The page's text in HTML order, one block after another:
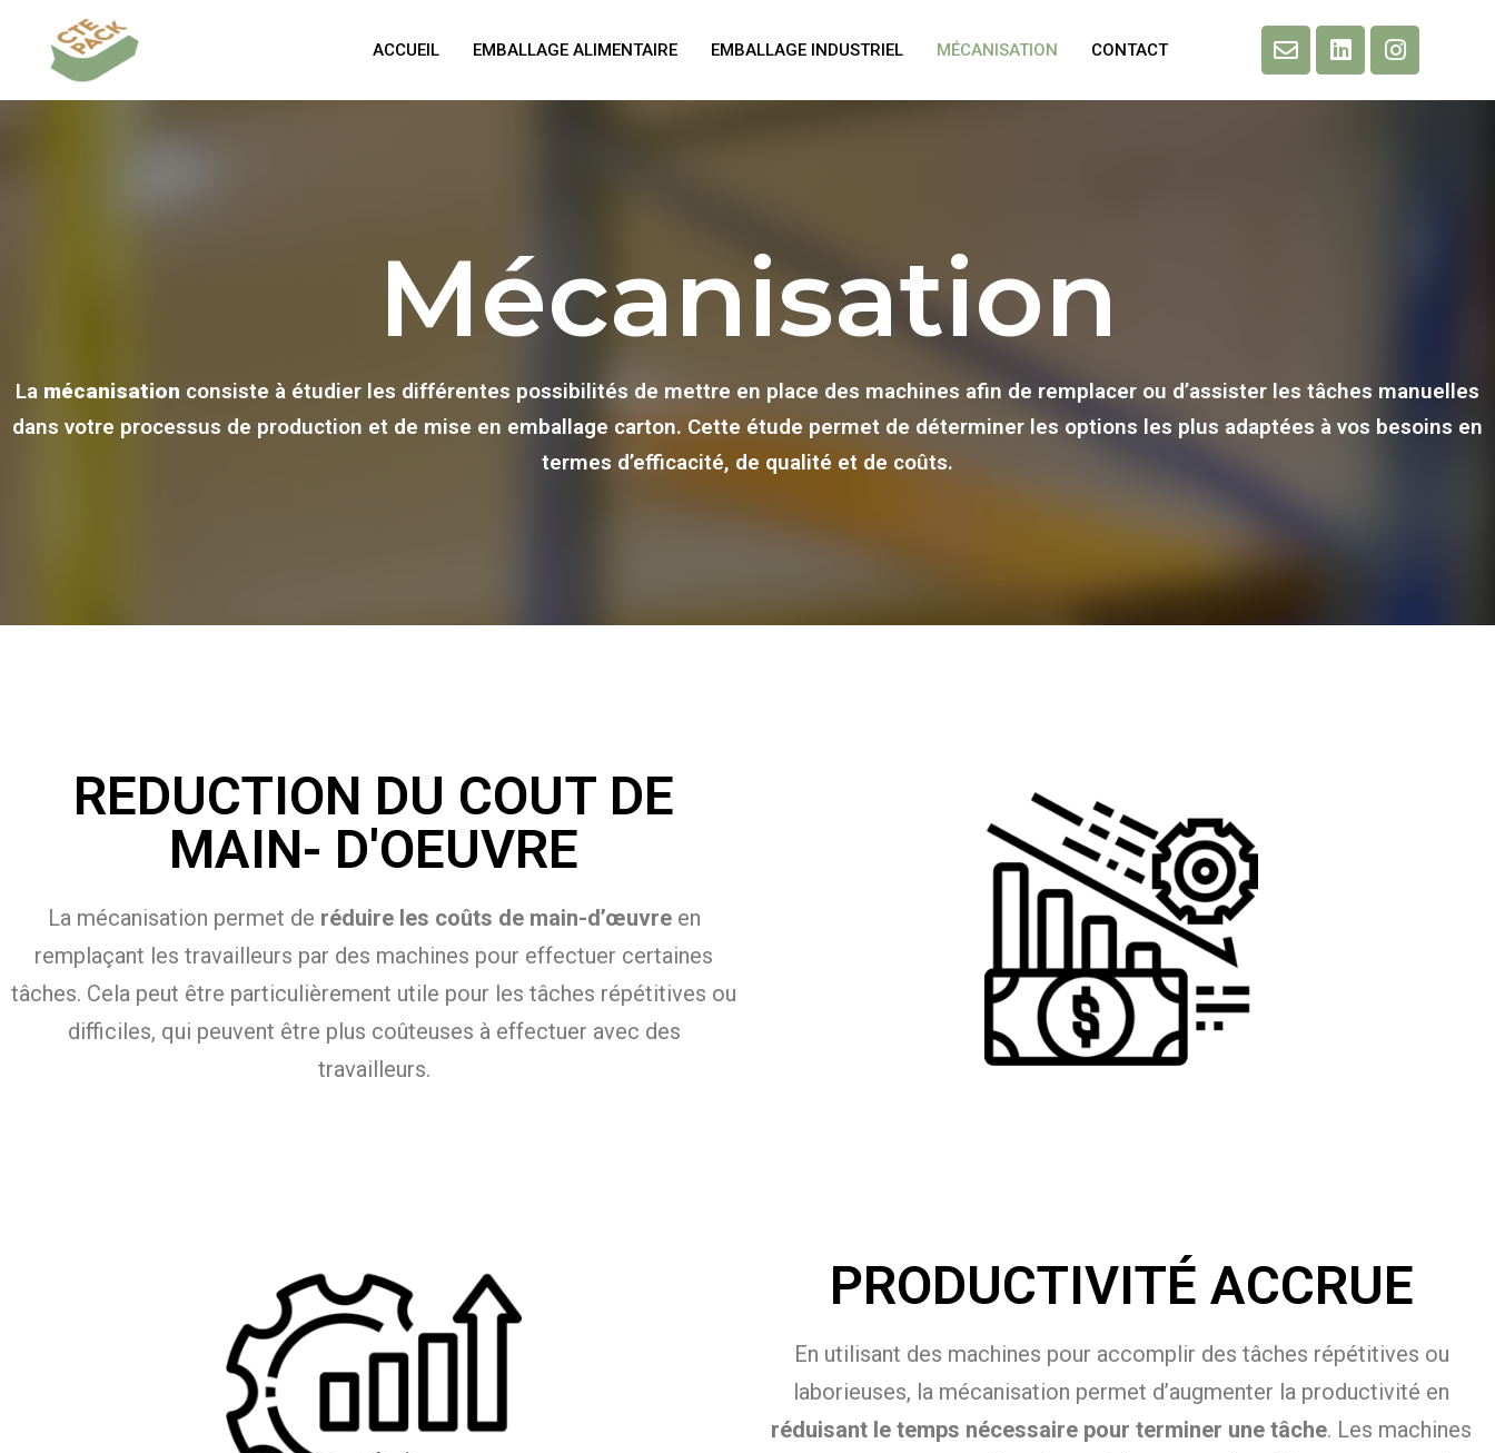
ACCUEIL EMBALLAGE ALIMENTAIRE EMBALLAGE INDUSTRIEL MÉCANISATION CONTACT
Mécanisation
La mécanisation consiste à étudier les différentes possibilités de mettre en place des machines afin de remplacer ou d’assister les tâches manuelles
dans votre processus de production et de mise en emballage carton. Cette étude permet de déterminer les options les plus adaptées à vos besoins en
termes d’efficacité, de qualité et de coûts.
REDUCTION DU COUT DE
MAIN- D'OEUVRE
La mécanisation permet de réduire les coûts de main-d’œuvreen
remplaçant les travailleurs par des machines pour effectuer certaines
tâches. Cela peut être particulièrement utile pour les tâches répétitives ou
difficiles, qui peuvent être plus coûteuses à effectuer avec des
travailleurs.
PRODUCTIVITÉ ACCRUE
En utilisant des machines pour accomplir des tâches répétitives ou
laborieuses, la mécanisation permet d’augmenter la productivité en
réduisant le temps nécessaire pour terminer une tâche. Les machines